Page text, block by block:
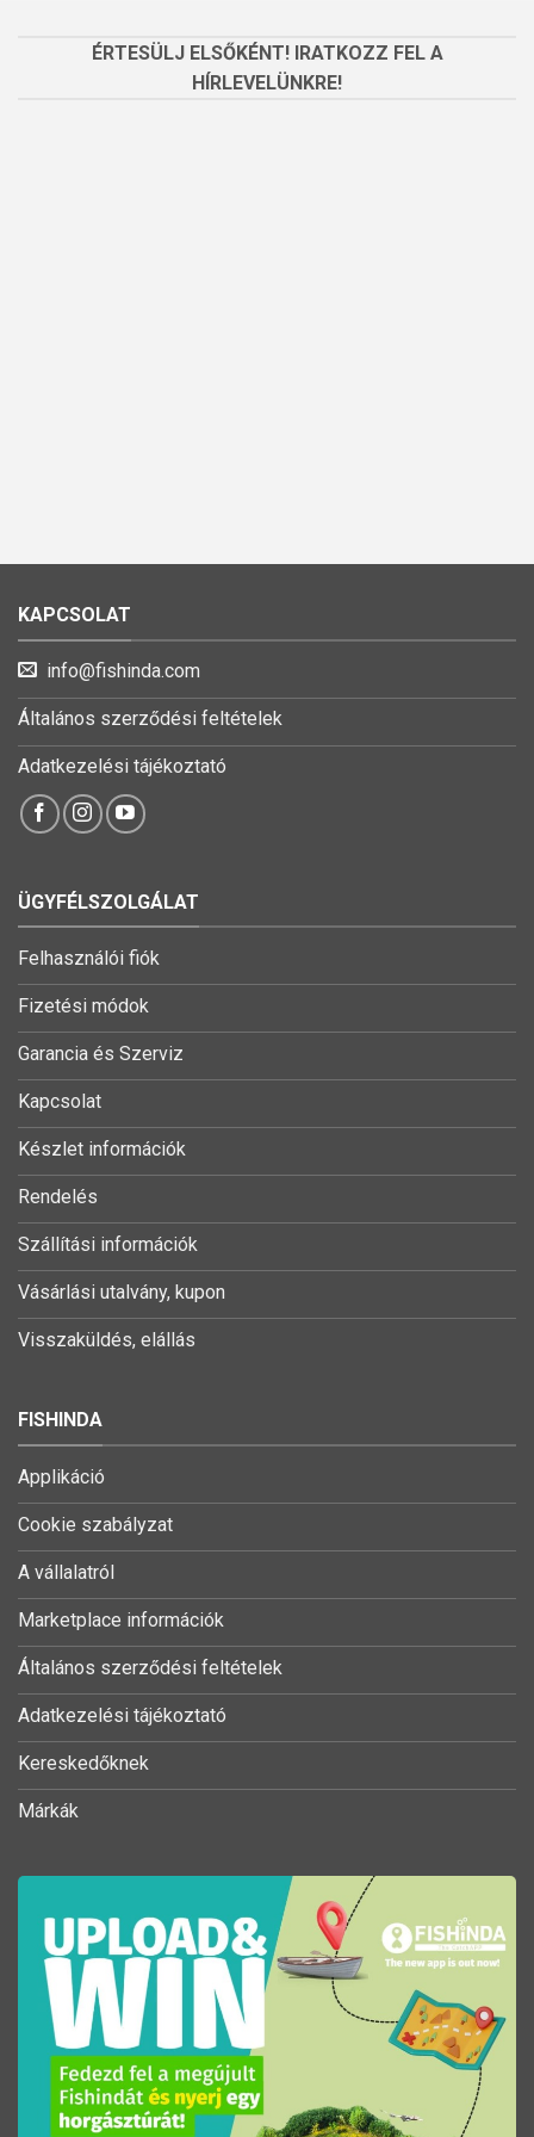
ÉRTESÜLJ ELSŐKÉNT! IRATKOZZ FEL A
HÍRLEVELÜNKRE!
KAPCSOLAT
info@fishinda.com
Általános szerződési feltételek
Adatkezelési tájékoztató
ÜGYFÉLSZOLGÁLAT
Felhasználói fiók
Fizetési módok
Garancia és Szerviz
Kapcsolat
Készlet információk
Rendelés
Szállítási információk
Vásárlási utalvány, kupon
Visszaküldés, elállás
FISHINDA
Applikáció
Cookie szabályzat
A vállalatról
Marketplace információk
Általános szerződési feltételek
Adatkezelési tájékoztató
Kereskedőknek
Márkák